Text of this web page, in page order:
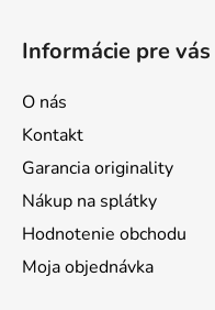
Informácie pre vás
O nás
Kontakt
Garancia originality
Nákup na splátky
Hodnotenie obchodu
Moja objednávka